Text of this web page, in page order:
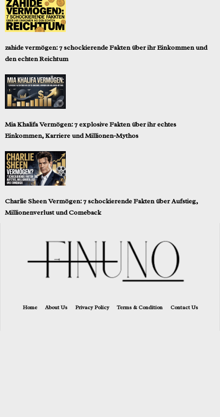
zahide vermögen: 7 schockierende Fakten über ihr Einkommen und
den echten Reichtum
Mia Khalifa Vermögen: 7 explosive Fakten über ihr echtes
Einkommen, Karriere und Millionen-Mythos
Charlie Sheen Vermögen: 7 schockierende Fakten über Aufstieg,
Millionenverlust und Comeback
Home About Us Privacy Policy Terms & Condition Contact Us